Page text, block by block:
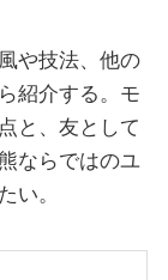
や技法、他の
紹介する。モ
と、友として
ならではのユ
い。